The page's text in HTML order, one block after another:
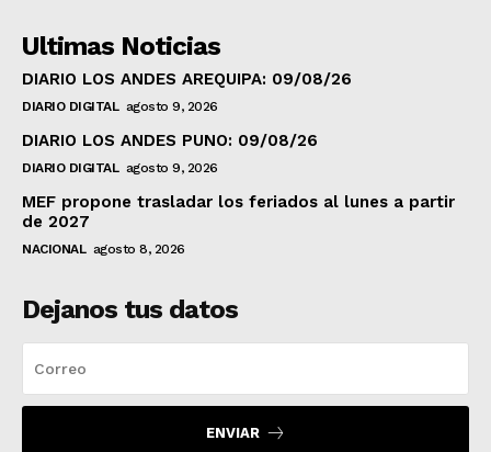
Ultimas Noticias
DIARIO LOS ANDES AREQUIPA: 09/08/26
DIARIO DIGITAL agosto 9, 2026
DIARIO LOS ANDES PUNO: 09/08/26
DIARIO DIGITAL agosto 9, 2026
MEF propone trasladar los feriados al lunes a partir
de 2027
NACIONAL agosto 8, 2026
Dejanos tus datos
ENVIAR